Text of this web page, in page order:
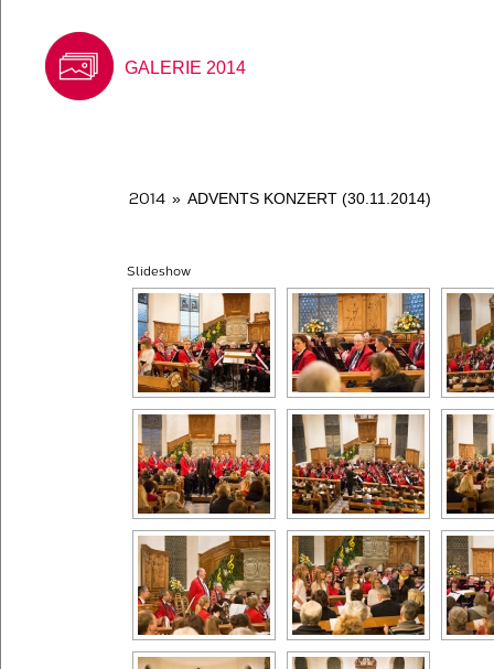
GALERIE 2014
2014 » ADVENTS KONZERT (30.11.2014)
Slideshow